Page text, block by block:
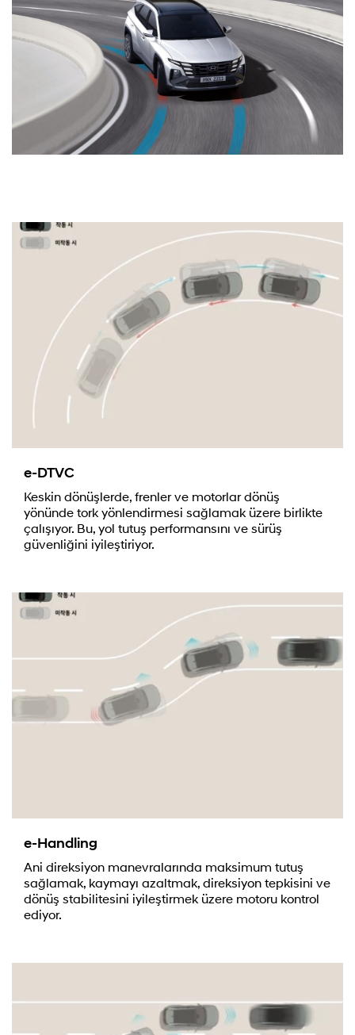
e-DTVC
Keskin dönüşlerde, frenler ve motorlar dönüş
yönünde tork yönlendirmesi sağlamak üzere birlikte
çalışıyor. Bu, yol tutuş performansını ve sürüş
güvenliğini iyileştiriyor.
e-Handling
Ani direksiyon manevralarında maksimum tutuş
sağlamak, kaymayı azaltmak, direksiyon tepkisini ve
dönüş stabilitesini iyileştirmek üzere motoru kontrol
ediyor.